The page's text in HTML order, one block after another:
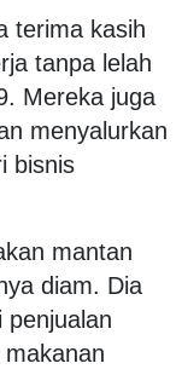
terima kasih
tanpa lelah
Mereka juga
menyalurkan
bisnis
mantan
diam. Dia
penjualan